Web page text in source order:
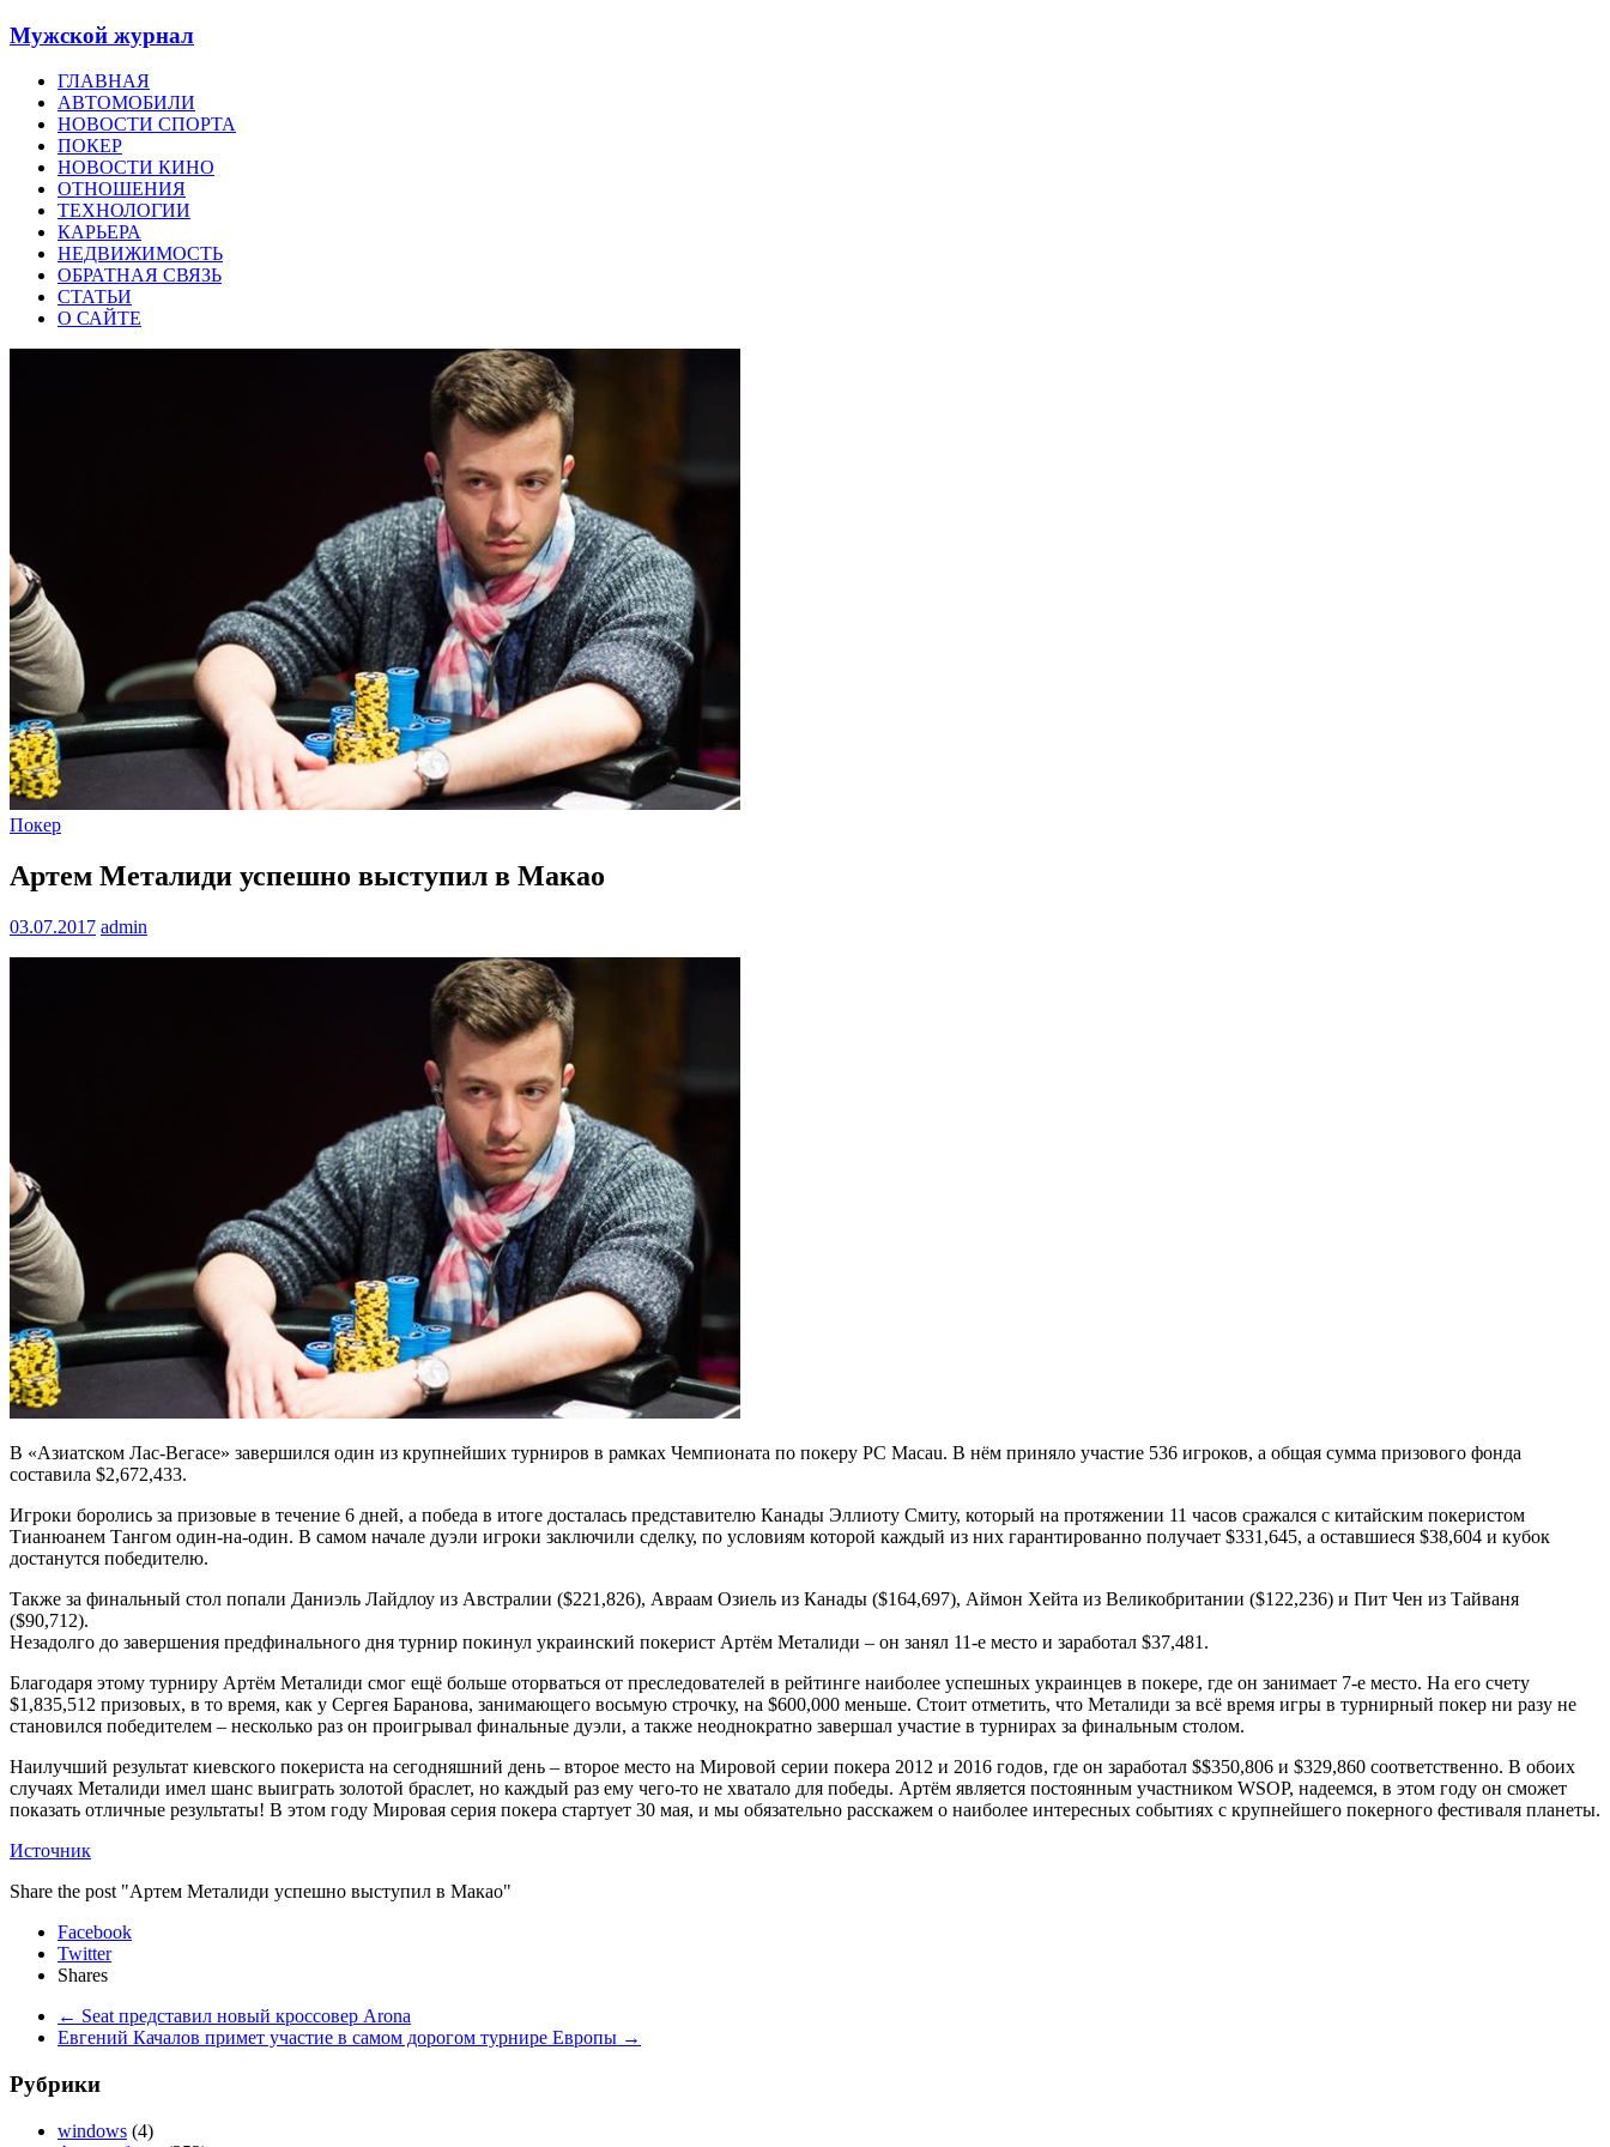
Мужской журнал
ГЛАВНАЯ
АВТОМОБИЛИ
НОВОСТИ СПОРТА
ПОКЕР
НОВОСТИ КИНО
ОТНОШЕНИЯ
ТЕХНОЛОГИИ
КАРЬЕРА
НЕДВИЖИМОСТЬ
ОБРАТНАЯ СВЯЗЬ
СТАТЬИ
О САЙТЕ
Покер
Артем Металиди успешно выступил в Макао
03.07.2017 admin
В «Азиатском Лас-Вегасе» завершился один из крупнейших турниров в рамках Чемпионата по покеру PC Macau. В нём приняло участие 536 игроков, а общая сумма призового фонда
составила $2,672,433.
Игроки боролись за призовые в течение 6 дней, а победа в итоге досталась представителю Канады Эллиоту Смиту, который на протяжении 11 часов сражался с китайским покеристом
Тианюанем Тангом один-на-один. В самом начале дуэли игроки заключили сделку, по условиям которой каждый из них гарантированно получает $331,645, а оставшиеся $38,604 и кубок
достанутся победителю.
Также за финальный стол попали Даниэль Лайдлоу из Австралии ($221,826), Авраам Озиель из Канады ($164,697), Аймон Хейта из Великобритании ($122,236) и Пит Чен из Тайваня
($90,712).
Незадолго до завершения предфинального дня турнир покинул украинский покерист Артём Металиди – он занял 11-е место и заработал $37,481.
Благодаря этому турниру Артём Металиди смог ещё больше оторваться от преследователей в рейтинге наиболее успешных украинцев в покере, где он занимает 7-е место. На его счету
$1,835,512 призовых, в то время, как у Сергея Баранова, занимающего восьмую строчку, на $600,000 меньше. Стоит отметить, что Металиди за всё время игры в турнирный покер ни разу не
становился победителем – несколько раз он проигрывал финальные дуэли, а также неоднократно завершал участие в турнирах за финальным столом.
Наилучший результат киевского покериста на сегодняшний день – второе место на Мировой серии покера 2012 и 2016 годов, где он заработал $$350,806 и $329,860 соответственно. В обоих
случаях Металиди имел шанс выиграть золотой браслет, но каждый раз ему чего-то не хватало для победы. Артём является постоянным участником WSOP, надеемся, в этом году он сможет
показать отличные результаты! В этом году Мировая серия покера стартует 30 мая, и мы обязательно расскажем о наиболее интересных событиях с крупнейшего покерного фестиваля планеты.
Источник
Share the post "Артем Металиди успешно выступил в Макао"
Facebook
Twitter
Shares
← Seat представил новый кроссовер Arona
Евгений Качалов примет участие в самом дорогом турнире Европы →
Рубрики
windows (4)